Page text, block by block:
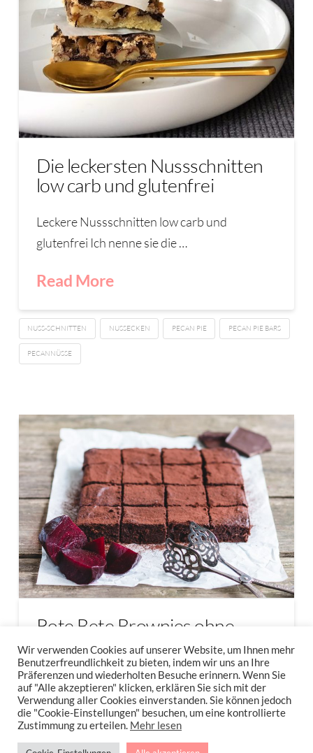
Die leckersten Nussschnitten
low carb und glutenfrei
Leckere Nussschnitten low carb und
glutenfrei Ich nenne sie die …
Read More
NUSS-SCHNITTEN NUSSECKEN PECAN PIE PECAN PIE BARS
PECANNÜSSE
Rote Bete Brownies ohne
weißen Zucker {Fitter Freitag}
Rote Bete Brownies ohne weißen Zucker Der
heutige Fitte Freitag …
Read More
Wir verwenden Cookies auf unserer Website, um Ihnen mehr
Benutzerfreundlichkeit zu bieten, indem wir uns an Ihre
Präferenzen und wiederholten Besuche erinnern. Wenn Sie
auf "Alle akzeptieren" klicken, erklären Sie sich mit der
Verwendung aller Cookies einverstanden. Sie können jedoch
die "Cookie-Einstellungen" besuchen, um eine kontrollierte
Zustimmung zu erteilen. Mehr lesen